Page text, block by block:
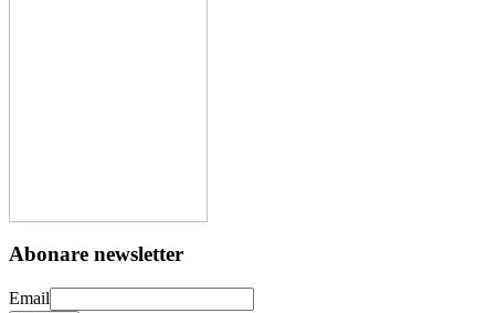
Abonare newsletter
Email